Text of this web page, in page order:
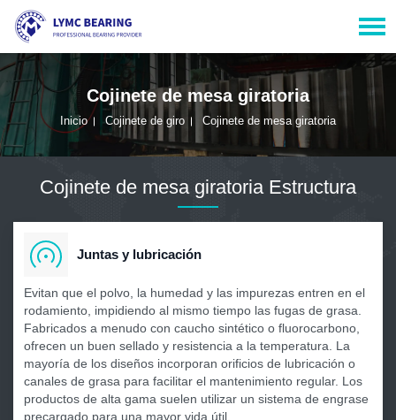
Cojinete de mesa giratoria
Inicio Cojinete de giro Cojinete de mesa giratoria
Cojinete de mesa giratoria Estructura
Juntas y lubricación
Evitan que el polvo, la humedad y las impurezas entren en el
rodamiento, impidiendo al mismo tiempo las fugas de grasa.
Fabricados a menudo con caucho sintético o fluorocarbono,
ofrecen un buen sellado y resistencia a la temperatura. La
mayoría de los diseños incorporan orificios de lubricación o
canales de grasa para facilitar el mantenimiento regular. Los
productos de alta gama suelen utilizar un sistema de engrase
precargado para una mayor vida útil.